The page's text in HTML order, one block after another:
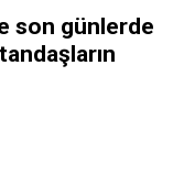
son günlerde